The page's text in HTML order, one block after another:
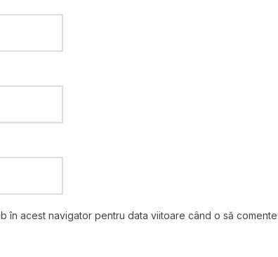
în acest navigator pentru data viitoare când o să